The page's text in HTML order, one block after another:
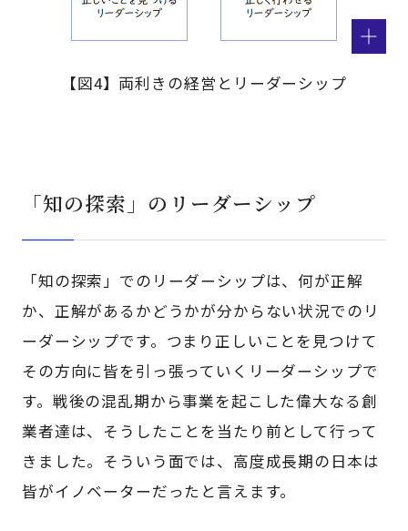
【図4】両利きの経営とリーダーシップ
「知の探索」のリーダーシップ
「知の探索」でのリーダーシップは、何が正解
か、正解があるかどうかが分からない状況でのリ
ーダーシップです。つまり正しいことを見つけて
その方向に皆を引っ張っていくリーダーシップで
す。戦後の混乱期から事業を起こした偉大なる創
業者達は、そうしたことを当たり前として行って
きました。そういう面では、高度成長期の日本は
皆がイノベーターだったと言えます。